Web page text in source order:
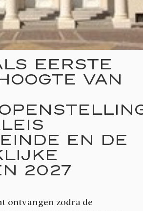
EERSTE
VAN
EN DE
2027
ontvangen zodra de